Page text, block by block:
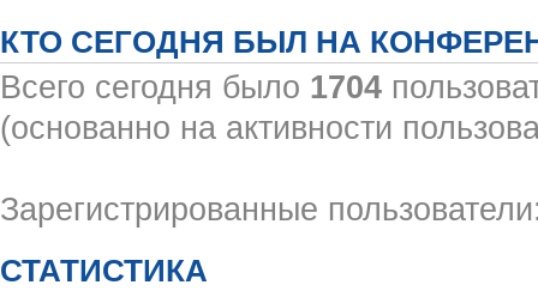
КТО СЕГОДНЯ БЫЛ НА
Всего сегодня было 1704
(основанно на активности
Зарегистрированные
СТАТИСТИКА